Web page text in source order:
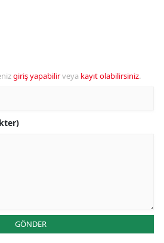
giriş yapabilirveya kayıt olabilirsiniz.
GÖNDER